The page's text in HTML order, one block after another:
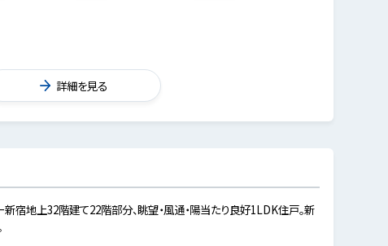
詳細を見る
新宿地上32階建て22階部分、眺望・風通・陽当たり良好1LDK住戸。新